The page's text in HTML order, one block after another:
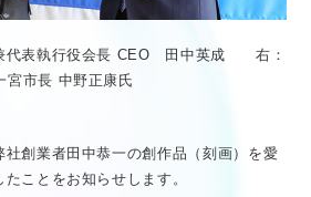
代表執行役会長 CEO 田中英成 右：
宮市長 中野正康氏
創業者田中恭一の創作品（刻画）を愛
ことをお知らせします。